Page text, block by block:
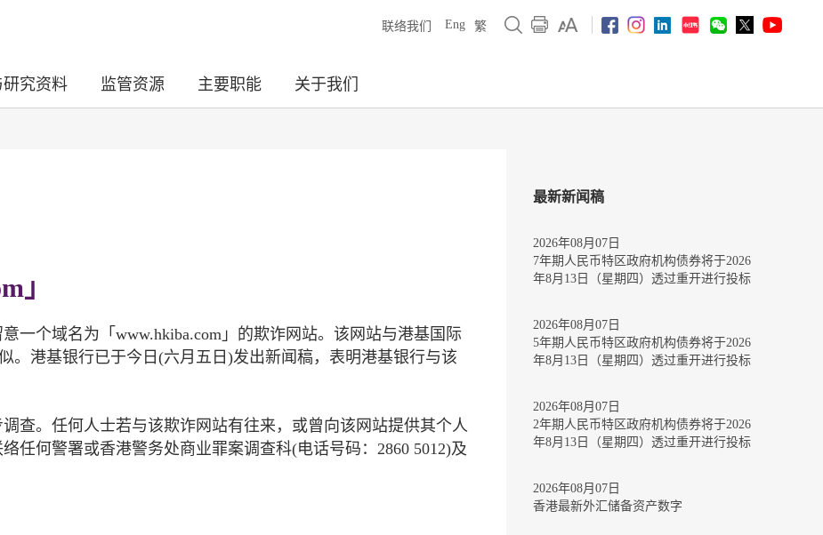
联络我们 Eng 繁
究资料 监管资源 主要职能 关于我们
」
一个域名为「www.hkiba.com」的欺诈网站。该网站与港基国际
。港基银行已于今日(六月五日)发出新闻稿，表明港基银行与该
查。任何人士若与该欺诈网站有往来，或曾向该网站提供其个人
任何警署或香港警务处商业罪案调查科(电话号码：2860 5012)及
最新新闻稿
2026年08月07日
7年期人民币特区政府机构债券将于2026
年8月13日（星期四）透过重开进行投标
2026年08月07日
5年期人民币特区政府机构债券将于2026
年8月13日（星期四）透过重开进行投标
2026年08月07日
2年期人民币特区政府机构债券将于2026
年8月13日（星期四）透过重开进行投标
2026年08月07日
香港最新外汇储备资产数字